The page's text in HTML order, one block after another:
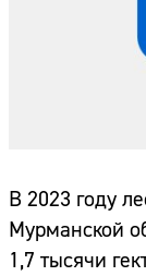
В 2023 году
Мурманской
1,7 тысячи